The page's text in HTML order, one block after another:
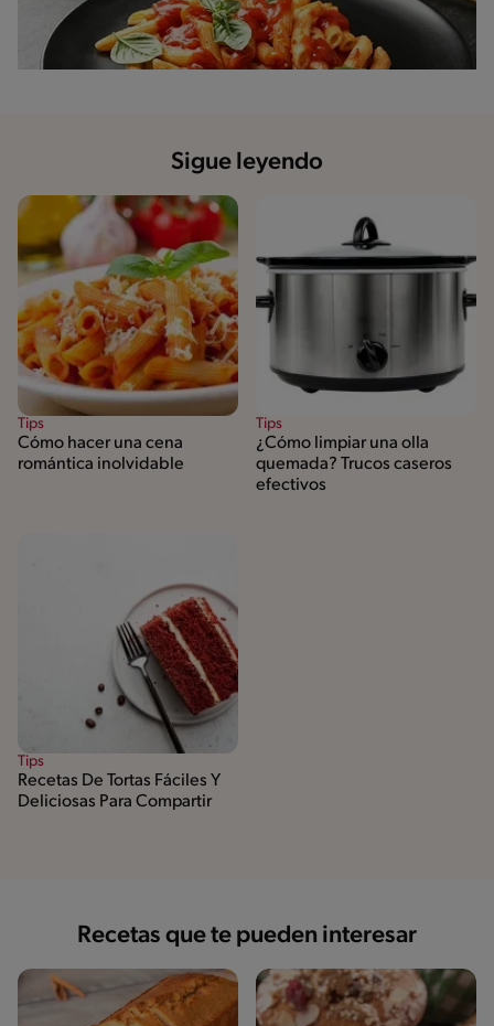
Sigue leyendo
Tips
Cómo hacer una cena
romántica inolvidable
Tips
¿Cómo limpiar una olla
quemada? Trucos caseros
efectivos
Tips
Recetas De Tortas Fáciles Y
Deliciosas Para Compartir
Recetas que te pueden interesar